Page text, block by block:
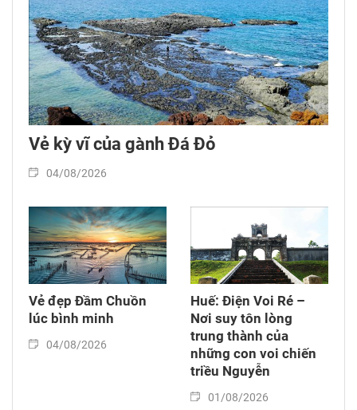
Vẻ kỳ vĩ của gành Đá Đỏ
04/08/2026
Vẻ đẹp Đầm Chuồn
lúc bình minh
04/08/2026
Huế: Điện Voi Ré –
Nơi suy tôn lòng
trung thành của
những con voi chiến
triều Nguyễn
01/08/2026